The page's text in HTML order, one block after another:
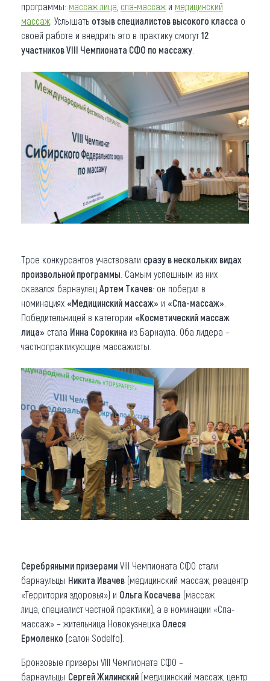
программы: массаж лица спа-массаж и медицинский
массаж . Услышать отзыв специалистов высокого класса о
своей работе и внедрить это в практику смогут 12
участников VIII Чемпионата СФО по массажу
Трое конкурсантов участвовали сразу в нескольких видах
произвольной программы . Самым успешным из них
оказался барнаулец Артем Ткачев: он победил в
номинациях «Медицинский массаж» и «Спа-массаж»
Победительницей в категории «Косметический массаж
лица» стала Инна Сорокина из Барнаула. Оба лидера –
частнопрактикующие массажисты.
Серебряными призерами VIII Чемпионата СФО стали
барнаульцы Никита Ивачев (медицинский массаж, реацентр
«Территория здоровья») и Ольга Косачева (массаж
лица, специалист частной практики), а в номинации «Спа-
массаж» – жительница Новокузнецка Олеся
Ермоленко (салон Sodelfo).
Бронзовые призеры VIII Чемпионата СФО –
барнаульцы Сергей Жилинский (медицинский массаж, центр